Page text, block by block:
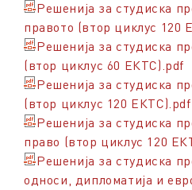
Решенија за студиска
правото (втор циклус 120
Решенија за студиска
(втор циклус 60 ЕКТС).pdf
Решенија за студиска
(втор циклус 120 ЕКТС).pdf
Решенија за студиска
право (втор циклус 120
Решенија за студиска
односи, дипломатија и